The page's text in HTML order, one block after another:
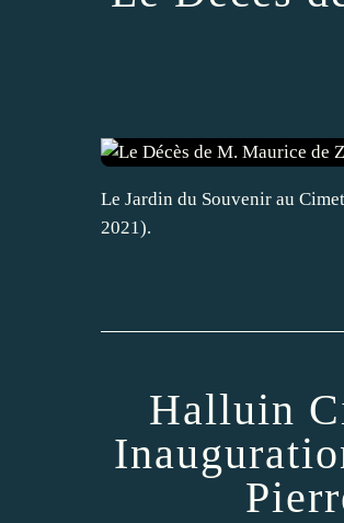
Le Jardin du Souvenir au
2021).
Halluin